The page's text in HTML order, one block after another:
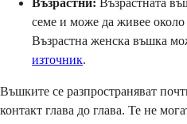
Възрастни: Възрастната
семе и може да живее около
Възрастна женска въшка
източник.
Въшките се разпространяват
контакт глава до глава. Те не